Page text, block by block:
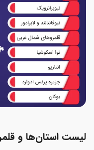
لیست استان‌ها و